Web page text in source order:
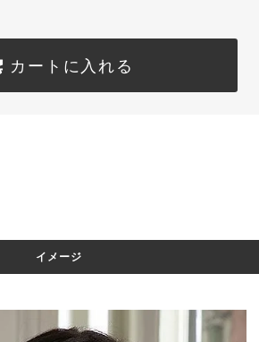
カートに入れる
イメージ